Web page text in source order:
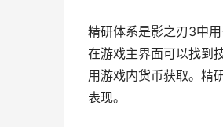
精研体系是影之刃3中
在游戏主界面可以找到
用游戏内货币获取。精
表现。